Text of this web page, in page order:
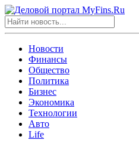
Новости
Финансы
Общество
Политика
Бизнес
Экономика
Технологии
Авто
Life